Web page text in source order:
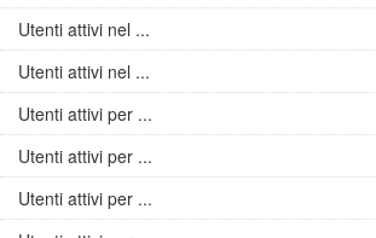
Utenti attivi nel ...
Utenti attivi nel ...
Utenti attivi per ...
Utenti attivi per ...
Utenti attivi per ...